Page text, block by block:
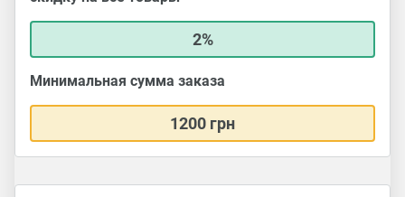
2%
Минимальная сумма заказа
1200 грн